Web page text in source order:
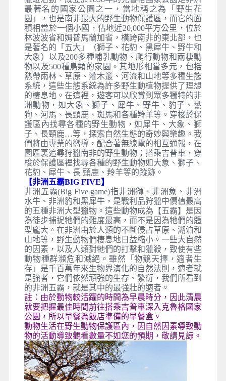
最著名的國家公園之一，當地稱之為「野生花
園」，也是南非最大的野生動物保護區，而它的面
積相當於一個小國，佔地近20,000平方公里，位於
林波波省和姆普馬蘭加省，橫跨南非的東北部，也
是著名的「五大」（獅子、花豹、黑犀牛、野牛和
大象）以及200多種哺乳動物、爬行動物和兩棲動
物以及500種鳥類的家園。其地形相當多元，包括
熱帶雨林、草原、灌木叢、河流和山地等多種生態
系統，這些生態系統為許多野生動植物提供了理想
的棲息地。在這裡，遊客可以欣賞到眾多獨特的非
洲動物，如大象、獅子、犀牛、野牛、豹子、鬣
狗、河馬、長頸鹿、斑馬和各種羚羊等。穿梭於保
護區內找尋各種的野生動物，如犀牛、大象、獅
子、長頸鹿…等，探索自然生態的奇妙與樂趣。我
們將由專業的嚮導，配合著無線電的相互通報，在
園區裏追尋狩獵南非的野生動物；搭乘吉普車，穿
梭於保護區裡找尋各種的野生動物如大象、獅子、
花豹、犀牛、長 頸鹿、羚羊等的蹤跡。
【非洲五霸BIG FIVE】
非洲五霸(Big Five game)指非洲獅、非洲象、非洲
水牛、非洲豹和黑犀牛，是戰利品狩獵中價值最高
的五種非洲大型獵物。這些動物成為【五霸】是因
為徒步捕捉牠們的難度最高，而不是因為牠們的體
型龐大。在非洲由於人類的不斷侵占草原、湖泊和
山地等，野生動物們棲息地日益縮小。一些大自然
的因素，以及人類對牠們的打擊和獵殺，致使有些
動物種群瀕危和滅絕。雖然「物競天擇，適者生
存」是千百萬年來生物界演化的自然法則，適者就
是強者，它們依然頑強的生存、繁衍，我們所看到
的非洲五霸，就是其中的最強壯的適者。
註：由於動物較活躍的時間為早晨時分，因此清晨
就要把握最佳時間前往搭乘吉普車深入克魯格國家
公園，所以早餐為飯店準備的早餐盒。
動物生活在野生動物保護區內，因自然因素導致動
物的活動導致觀看數量不如您的預期，敬請見諒。